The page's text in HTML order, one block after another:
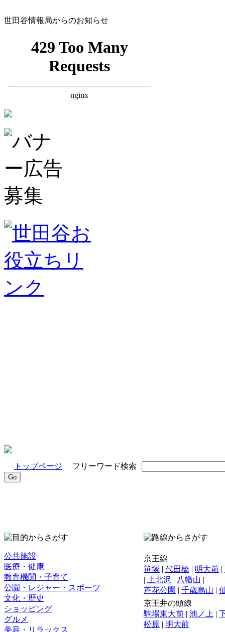
世田谷情報局からのお知らせ
トップページ フリーワード検索
公共施設
医療・健康
教育機関・子育て
公園・レジャー・スポーツ
文化・歴史
ショッピング
グルメ
美容・リラックス
京王線
笹塚 | 代田橋 | 明大前 |
|
上北沢 | 八幡山 |
芦花公園 | 千歳烏山 |
京王井の頭線
駒場東大前 | 池ノ上 |
松原 | 明大前